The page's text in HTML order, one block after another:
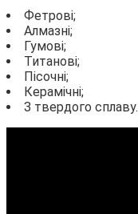
Фетрові;
Алмазні;
Гумові;
Титанові;
Пісочні;
Керамічні;
З твердого сплаву.